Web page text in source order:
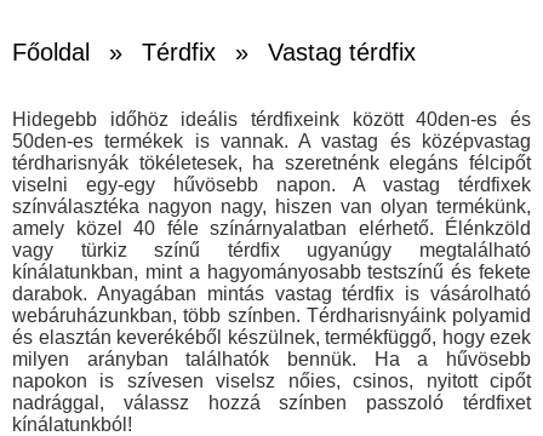
Főoldal » Térdfix » Vastag térdfix
Hidegebb időhöz ideális térdfixeink között 40den-es és
50den-es termékek is vannak. A vastag és középvastag
térdharisnyák tökéletesek, ha szeretnénk elegáns félcipőt
viselni egy-egy hűvösebb napon. A vastag térdfixek
színválasztéka nagyon nagy, hiszen van olyan termékünk,
amely közel 40 féle színárnyalatban elérhető. Élénkzöld
vagy türkiz színű térdfix ugyanúgy megtalálható
kínálatunkban, mint a hagyományosabb testszínű és fekete
darabok. Anyagában mintás vastag térdfix is vásárolható
webáruházunkban, több színben. Térdharisnyáink polyamid
és elasztán keverékéből készülnek, termékfüggő, hogy ezek
milyen arányban találhatók bennük. Ha a hűvösebb
napokon is szívesen viselsz nőies, csinos, nyitott cipőt
nadrággal, válassz hozzá színben passzoló térdfixet
kínálatunkból!